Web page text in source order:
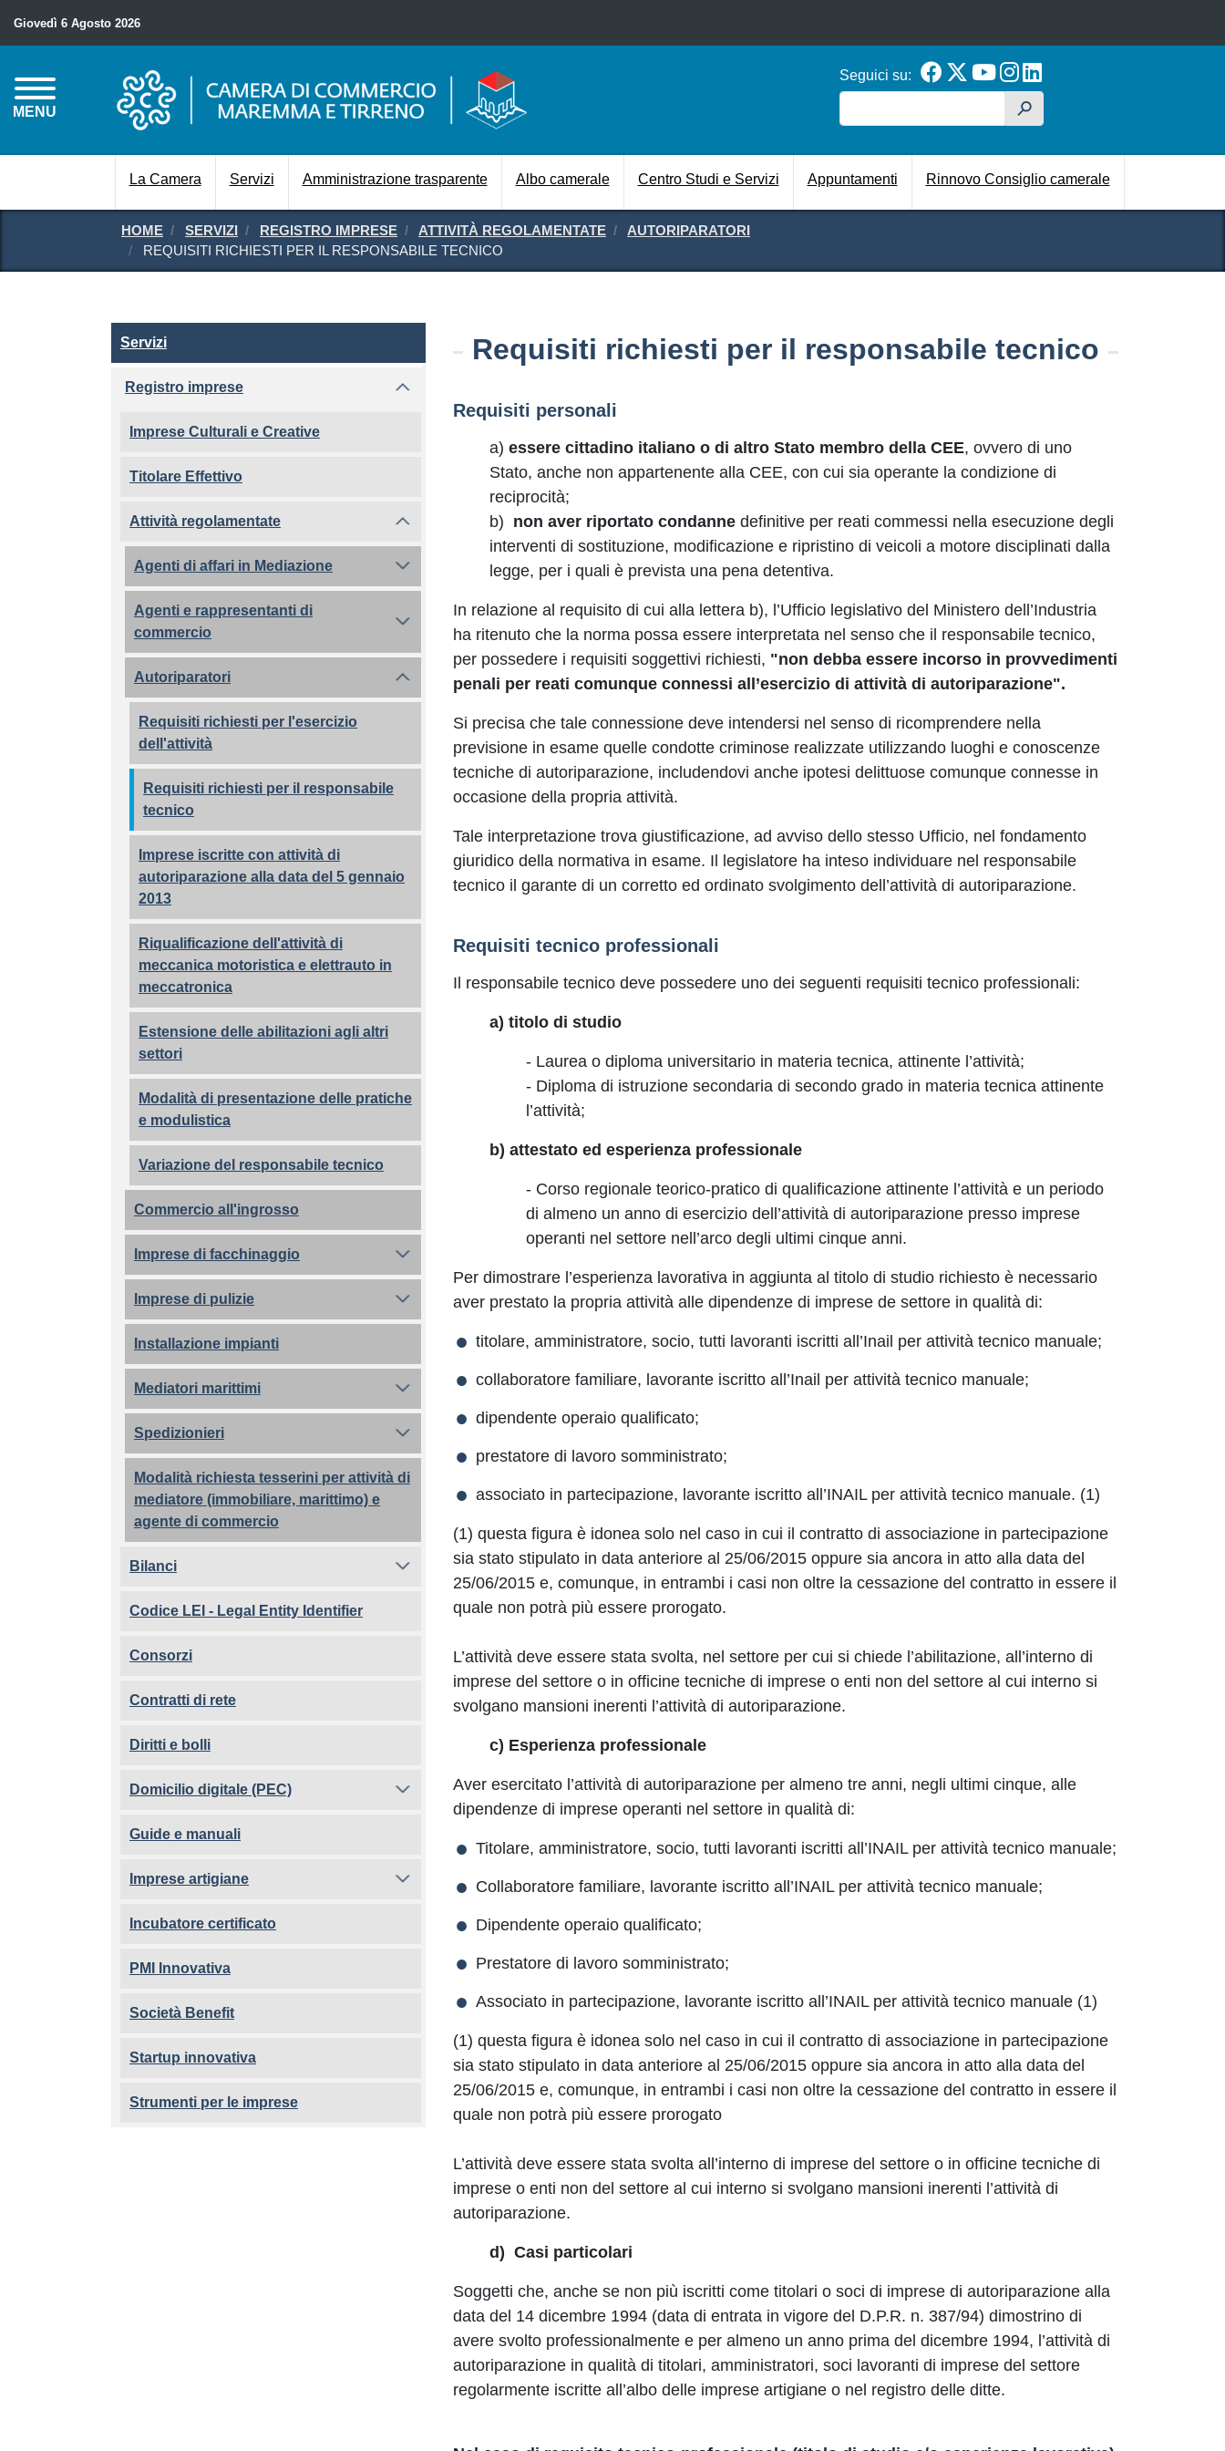
Giovedì 6 Agosto 2026
MENU
Seguici su:
h
Navigazione principale
La Camera Servizi Amministrazione trasparente Albo camerale Centro Studi e Servizi Appuntamenti Rinnovo Consiglio camerale
HOME SERVIZI REGISTRO IMPRESE ATTIVITÀ REGOLAMENTATE
AUTORIPARATORI
REQUISITI RICHIESTI PER IL RESPONSABILE TECNICO
Requisiti richiesti per il responsabile tecnico
Requisiti personali
a) essere cittadino italiano o di altro Stato membro della CEE, ovvero di uno
Stato, anche non appartenente alla CEE, con cui sia operante la condizione di
reciprocità;
b) non aver riportato condanne definitive per reati commessi nella esecuzione degli
interventi di sostituzione, modificazione e ripristino di veicoli a motore disciplinati dalla
legge, per i quali è prevista una pena detentiva.
In relazione al requisito di cui alla lettera b), l’Ufficio legislativo del Ministero dell’Industria
ha ritenuto che la norma possa essere interpretata nel senso che il responsabile tecnico,
per possedere i requisiti soggettivi richiesti, "non debba essere incorso in provvedimenti
penali per reati comunque connessi all’esercizio di attività di autoriparazione".
Si precisa che tale connessione deve intendersi nel senso di ricomprendere nella
previsione in esame quelle condotte criminose realizzate utilizzando luoghi e conoscenze
tecniche di autoriparazione, includendovi anche ipotesi delittuose comunque connesse in
occasione della propria attività.
Tale interpretazione trova giustificazione, ad avviso dello stesso Ufficio, nel fondamento
giuridico della normativa in esame. Il legislatore ha inteso individuare nel responsabile
tecnico il garante di un corretto ed ordinato svolgimento dell’attività di autoriparazione.
Requisiti tecnico professionali
Il responsabile tecnico deve possedere uno dei seguenti requisiti tecnico professionali:
a) titolo di studio
- Laurea o diploma universitario in materia tecnica, attinente l’attività;
- Diploma di istruzione secondaria di secondo grado in materia tecnica attinente
l’attività;
b) attestato ed esperienza professionale
- Corso regionale teorico-pratico di qualificazione attinente l’attività e un periodo
di almeno un anno di esercizio dell’attività di autoriparazione presso imprese
operanti nel settore nell’arco degli ultimi cinque anni.
Per dimostrare l’esperienza lavorativa in aggiunta al titolo di studio richiesto è necessario
aver prestato la propria attività alle dipendenze di imprese de settore in qualità di:
titolare, amministratore, socio, tutti lavoranti iscritti all’Inail per attività tecnico manuale;
collaboratore familiare, lavorante iscritto all’Inail per attività tecnico manuale;
dipendente operaio qualificato;
prestatore di lavoro somministrato;
associato in partecipazione, lavorante iscritto all’INAIL per attività tecnico manuale. (1)
(1) questa figura è idonea solo nel caso in cui il contratto di associazione in partecipazione
sia stato stipulato in data anteriore al 25/06/2015 oppure sia ancora in atto alla data del
25/06/2015 e, comunque, in entrambi i casi non oltre la cessazione del contratto in essere il
quale non potrà più essere prorogato.
L’attività deve essere stata svolta, nel settore per cui si chiede l’abilitazione, all’interno di
imprese del settore o in officine tecniche di imprese o enti non del settore al cui interno si
svolgano mansioni inerenti l’attività di autoriparazione.
c) Esperienza professionale
Aver esercitato l’attività di autoriparazione per almeno tre anni, negli ultimi cinque, alle
dipendenze di imprese operanti nel settore in qualità di:
Titolare, amministratore, socio, tutti lavoranti iscritti all’INAIL per attività tecnico manuale;
Collaboratore familiare, lavorante iscritto all’INAIL per attività tecnico manuale;
Dipendente operaio qualificato;
Prestatore di lavoro somministrato;
Associato in partecipazione, lavorante iscritto all’INAIL per attività tecnico manuale (1)
(1) questa figura è idonea solo nel caso in cui il contratto di associazione in partecipazione
sia stato stipulato in data anteriore al 25/06/2015 oppure sia ancora in atto alla data del
25/06/2015 e, comunque, in entrambi i casi non oltre la cessazione del contratto in essere il
quale non potrà più essere prorogato
L’attività deve essere stata svolta all’interno di imprese del settore o in officine tecniche di
imprese o enti non del settore al cui interno si svolgano mansioni inerenti l’attività di
autoriparazione.
d) Casi particolari
Soggetti che, anche se non più iscritti come titolari o soci di imprese di autoriparazione alla
data del 14 dicembre 1994 (data di entrata in vigore del D.P.R. n. 387/94) dimostrino di
avere svolto professionalmente e per almeno un anno prima del dicembre 1994, l’attività di
autoriparazione in qualità di titolari, amministratori, soci lavoranti di imprese del settore
regolarmente iscritte all’albo delle imprese artigiane o nel registro delle ditte.
Servizi
Servizi
Registro imprese
Imprese Culturali e Creative
Titolare Effettivo
Attività regolamentate
Agenti di affari in Mediazione
Agenti e rappresentanti di
commercio
Autoriparatori
Requisiti richiesti per l'esercizio
dell'attività
Requisiti richiesti per il responsabile
tecnico
Imprese iscritte con attività di
autoriparazione alla data del 5 gennaio
2013
Riqualificazione dell'attività di
meccanica motoristica e elettrauto in
meccatronica
Estensione delle abilitazioni agli altri
settori
Modalità di presentazione delle pratiche
e modulistica
Variazione del responsabile tecnico
Commercio all'ingrosso
Imprese di facchinaggio
Imprese di pulizie
Installazione impianti
Mediatori marittimi
Spedizionieri
Modalità richiesta tesserini per attività di
mediatore (immobiliare, marittimo) e
agente di commercio
Bilanci
Codice LEI - Legal Entity Identifier
Consorzi
Contratti di rete
Diritti e bolli
Domicilio digitale (PEC)
Guide e manuali
Imprese artigiane
Incubatore certificato
PMI Innovativa
Società Benefit
Startup innovativa
Strumenti per le imprese